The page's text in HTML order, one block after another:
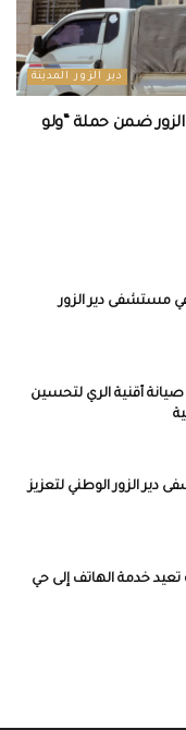
دير الزور المدينة
الزور ضمن حملة “ولو
في مستشفى دير الزور
صيانة أقنية الري لتحسين
الزور الوطني لتعزيز
تعيد خدمة الهاتف إلى حي